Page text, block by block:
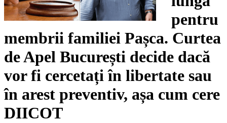
pentru
membrii familiei Pașca. Curtea
de Apel București decide dacă
vor fi cercetați în libertate sau
în arest preventiv, așa cum cere
DIICOT